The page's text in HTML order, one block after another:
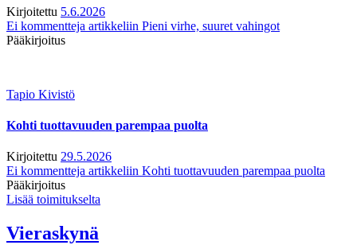
Kirjoitettu 5.6.2026
Ei kommentteja artikkeliin Pieni virhe, suuret vahingot
Pääkirjoitus
Tapio Kivistö
Kohti tuottavuuden parempaa puolta
Kirjoitettu 29.5.2026
Ei kommentteja artikkeliin Kohti tuottavuuden parempaa puolta
Pääkirjoitus
Lisää toimitukselta
Vieraskynä